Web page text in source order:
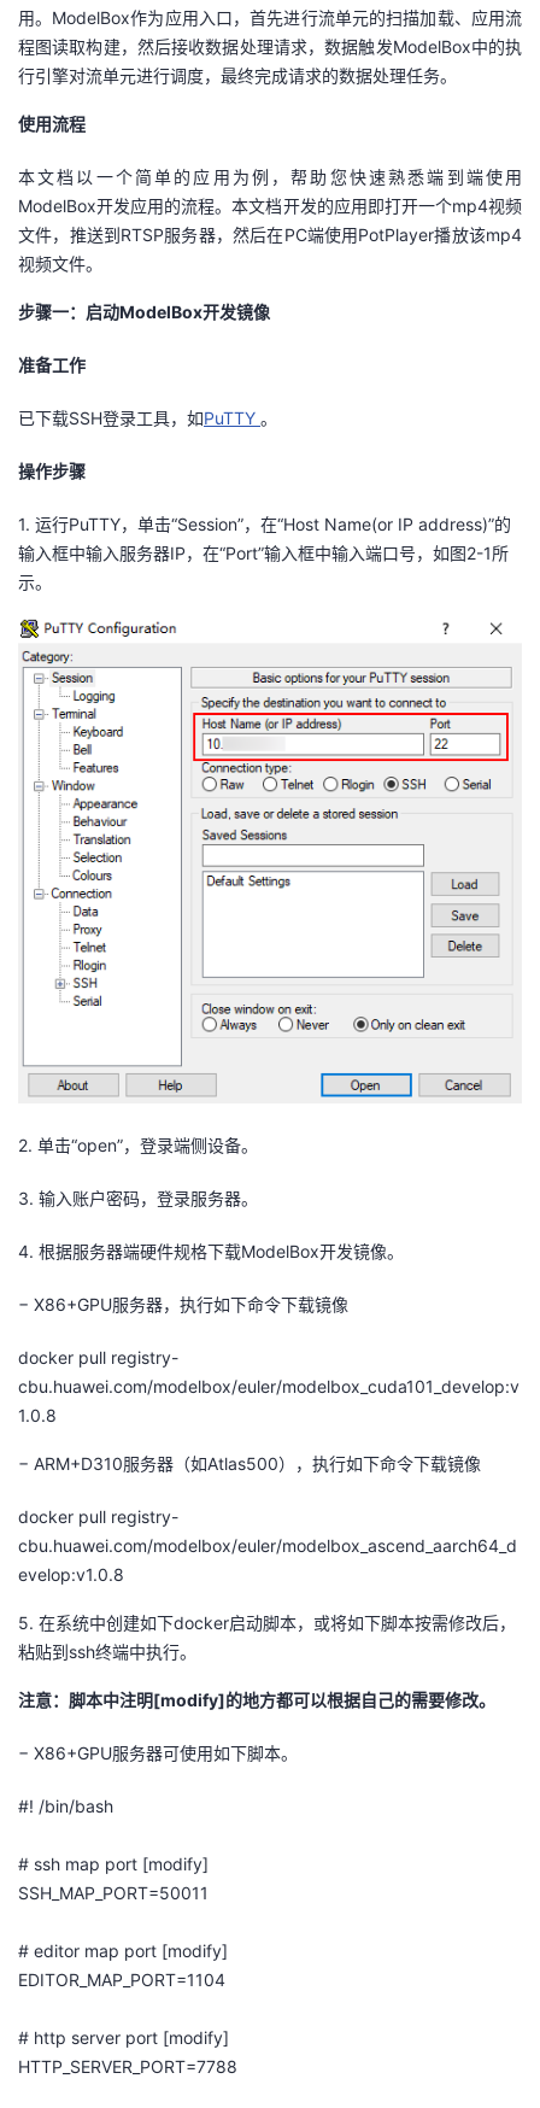
验
收
藏
议
用。ModelBox作为应用入口，首先进行流单元的扫描加载、应用流
程图读取构建，然后接收数据处理请求，数据触发ModelBox中的执
行引擎对流单元进行调度，最终完成请求的数据处理任务。
使用流程
本文档以一个简单的应用为例，帮助您快速熟悉端到端使用
ModelBox开发应用的流程。本文档开发的应用即打开一个mp4视频
文件，推送到RTSP服务器，然后在PC端使用PotPlayer播放该mp4
视频文件。
步骤一：启动ModelBox开发镜像
准备工作
已下载SSH登录工具，如PuTTY 。
操作步骤
1. 运行PuTTY，单击“Session”，在“Host Name(or IP address)”的
输入框中输入服务器IP，在“Port”输入框中输入端口号，如图2-1所
示。
2. 单击“open”， 登录端侧设备。
3. 输入账户密码，登录服务器。
4. 根据服务器端硬件规格下载ModelBox开发镜像。
− X86+GPU服务器，执行如下命令下载镜像
docker pull registry-
cbu.huawei.com/modelbox/euler/modelbox_cuda101_develop:v
1.0.8
− ARM+D310服务器（如Atlas500），执行如下命令下载镜像
docker pull registry-
cbu.huawei.com/modelbox/euler/modelbox_ascend_aarch64_d
evelop:v1.0.8
5. 在系统中创建如下docker启动脚本，或将如下脚本按需修改后，
粘贴到ssh终端中执行。
注意： 脚本中注明[modify]的地方都可以根据自己的需要修改。
− X86+GPU服务器可使用如下脚本。
#! /bin/bash
# ssh map port [modify]
SSH_MAP_PORT=50011
# editor map port [modify]
EDITOR_MAP_PORT=1104
# http server port [modify]
HTTP_SERVER_PORT=7788